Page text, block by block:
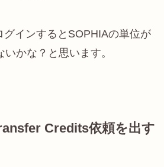
グインするとSOPHIAの単位が
かな？と思います。
Credits依頼を出す